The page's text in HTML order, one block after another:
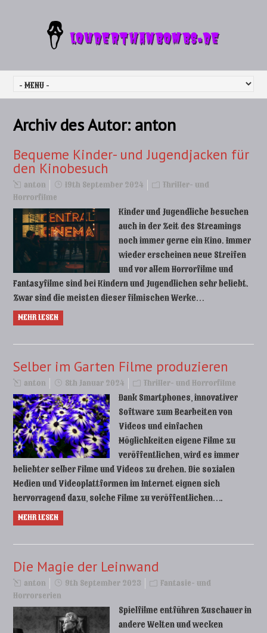
Archiv des Autor: anton
Bequeme Kinder- und Jugendjacken für
den Kinobesuch
anton 19th September 2024
Thriller- und
Horrorfilme
Kinder und Jugendliche besuchen
auch in der Zeit des Streamings
noch immer gerne ein Kino. Immer
wieder erscheinen neue Streifen
und vor allem Horrorfilme und
Fantasyfilme sind bei Kindern und Jugendlichen sehr beliebt.
Zwar sind die meisten dieser filmischen Werke…
MEHR LESEN
Selber im Garten Filme produzieren
anton 8th Januar 2024 Thriller- und Horrorfilme
Dank Smartphones, innovativer
Software zum Bearbeiten von
Videos und einfachen
Möglichkeiten eigene Filme zu
veröffentlichen, wird es immer
beliebter selber Filme und Videos zu drehen. Die sozialen
Medien und Videoplattformen im Internet eignen sich
hervorragend dazu, solche Filme zu veröffentlichen….
MEHR LESEN
Die Magie der Leinwand
anton 9th September 2023
Fantasie- und
Horrorserien
Spielfilme entführen Zuschauer in
andere Welten und wecken